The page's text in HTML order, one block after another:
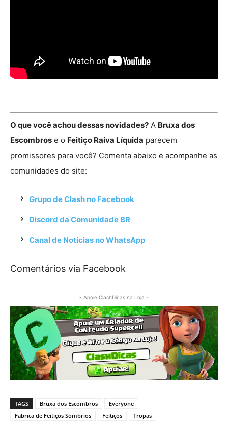
O que você achou dessas novidades? A Bruxa dos
Escombros e o Feitiço Raiva Líquida parecem
promissores para você? Comenta abaixo e acompanhe as
comunidades do site:
Grupo de Clash no Facebook
Discord da Comunidade BR
Canal de Notícias no WhatsApp
Comentários via Facebook
- Apoie ClashDicas na Loja -
TAGS Bruxa dos Escombros
Everyone
Fabrica de Feitiços Sombrios
Feitiços Tropas